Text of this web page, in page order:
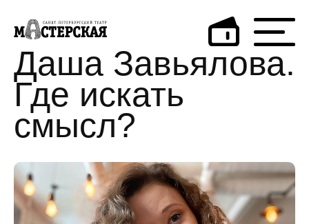
Даша Завьялова.
Где искать
смысл?